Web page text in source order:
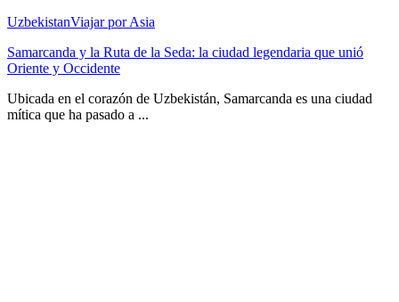
UzbekistanViajar por Asia
Samarcanda y la Ruta de la Seda: la ciudad legendaria que unió
Oriente y Occidente
Ubicada en el corazón de Uzbekistán, Samarcanda es una ciudad
mítica que ha pasado a ...